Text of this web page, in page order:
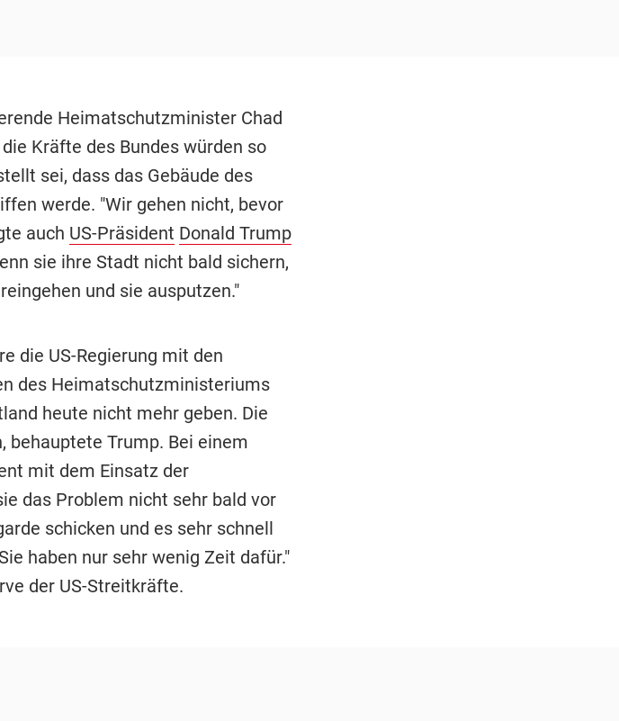
Heimatschutzminister Chad
Kräfte des Bundes würden so
sei, dass das Gebäude des
werde. "Wir gehen nicht, bevor
auch US-Präsident Donald Trump
sie ihre Stadt nicht bald sichern,
und sie ausputzen."
die US-Regierung mit den
des Heimatschutzministeriums
heute nicht mehr geben. Die
behauptete Trump. Bei einem
mit dem Einsatz der
das Problem nicht sehr bald vor
schicken und es sehr schnell
haben nur sehr wenig Zeit dafür."
der US-Streitkräfte.